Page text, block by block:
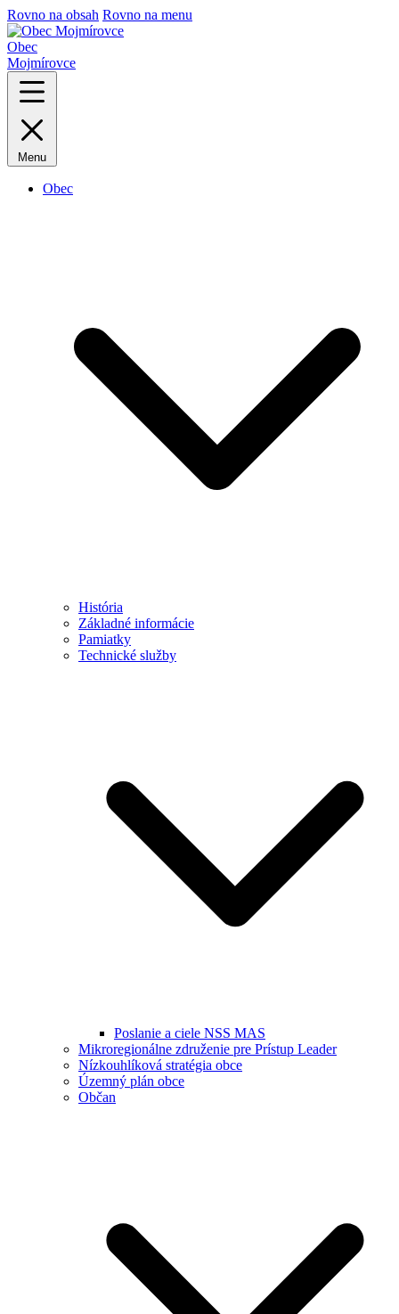
Rovno na obsah Rovno na menu
Obec
Mojmírovce
Menu
Obec
História
Základné informácie
Pamiatky
Technické služby
Poslanie a ciele NSS MAS
Mikroregionálne združenie pre Prístup Leader
Nízkouhlíková stratégia obce
Územný plán obce
Občan